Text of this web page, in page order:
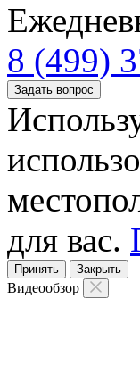
8 (499)
Задать вопрос
для вас.
Принять Закрыть
Видеообзор